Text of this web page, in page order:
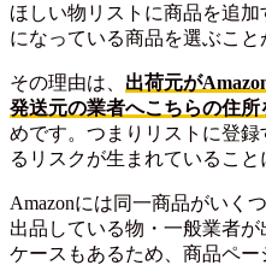
ほしい物リストに商品を追
になっている商品を選ぶこと
その理由は、 出荷元が
発送元の業者へこちらの住
めです。つまりリストに登
るリスクが生まれていること
Amazonには同一商品がいく
出品している物・一般業者
ケースもあるため、商品ペー